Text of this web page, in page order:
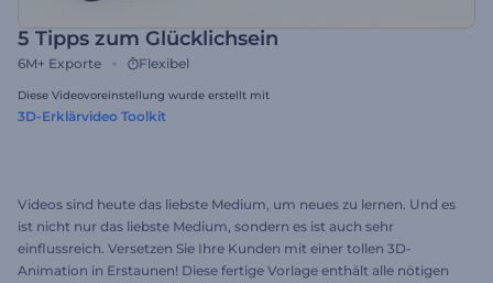
5 Tipps zum Glücklichsein
6M+ Exporte Flexibel
Diese Videovoreinstellung wurde erstellt mit
3D-Erklärvideo Toolkit
Videos sind heute das liebste Medium, um neues zu lernen. Und es
ist nicht nur das liebste Medium, sondern es ist auch sehr
einflussreich. Versetzen Sie Ihre Kunden mit einer tollen 3D-
Animation in Erstaunen! Diese fertige Vorlage enthält alle nötigen